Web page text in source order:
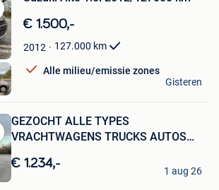
€ 1.500,-
2012 127.000 km
Alle milieu/emissie zones
Gisteren
GEZOCHT ALLE TYPES
VRACHTWAGENS TRUCKS AUTOS
€ 1.234,-
1 aug 26